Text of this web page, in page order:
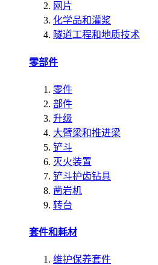
网片
化学品和灌浆
隧道工程和地质技术
零部件
零件
部件
升级
大臂梁和推进梁
铲斗
灭火装置
铲斗护齿钻具
凿岩机
转台
套件和耗材
维护保养套件